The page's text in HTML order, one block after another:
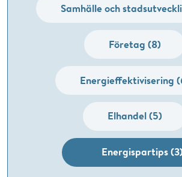
Samhälle och
Företag (8)
Energieffektivisering
Elhandel (5)
Energispartips (3)